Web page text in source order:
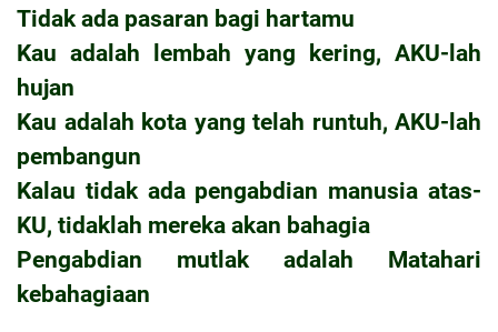
Tidak ada pasaran bagi hartamu
Kau adalah lembah yang kering, AKU-lah
hujan
Kau adalah kota yang telah runtuh, AKU-lah
pembangun
Kalau tidak ada pengabdian manusia atas-
KU, tidaklah mereka akan bahagia
Pengabdian mutlak adalah Matahari
kebahagiaan